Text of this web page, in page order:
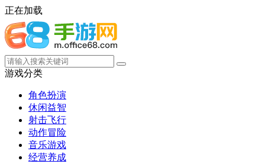
正在加载
游戏分类
角色扮演
休闲益智
射击飞行
动作冒险
音乐游戏
经营养成